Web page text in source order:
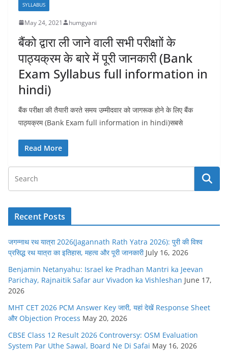
SYLLABUS
May 24, 2021 humgyani
बैंको द्वारा ली जाने वाली सभी परीक्षाों के
पाठ्यक्रम के बारे में पूरी जानकारी (Bank
Exam Syllabus full information in
hindi)
बैंक परीक्षा की तैयारी करते समय उम्मीदवार को जागरूक होने के लिए बैंक
पाठ्यक्रम (Bank Exam full information in hindi)सबसे
Read More
Recent Posts
जगन्नाथ रथ यात्रा 2026(Jagannath Rath Yatra 2026): पुरी की विश्व
प्रसिद्ध रथ यात्रा का इतिहास, महत्व और पूरी जानकारी July 16, 2026
Benjamin Netanyahu: Israel ke Pradhan Mantri ka Jeevan
Parichay, Rajnaitik Safar aur Vivadon ka Vishleshan June 17,
2026
MHT CET 2026 PCM Answer Key जारी, यहां देखें Response Sheet
और Objection Process May 20, 2026
CBSE Class 12 Result 2026 Controversy: OSM Evaluation
System Par Uthe Sawal, Board Ne Di Safai May 16, 2026